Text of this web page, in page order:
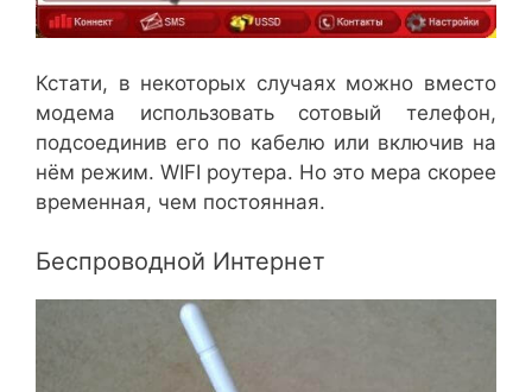
Кстати, в некоторых случаях можно вместо
модема использовать сотовый телефон,
подсоединив его по кабелю или включив на
нём режим. WIFI роутера. Но это мера скорее
временная, чем постоянная.
Беспроводной Интернет